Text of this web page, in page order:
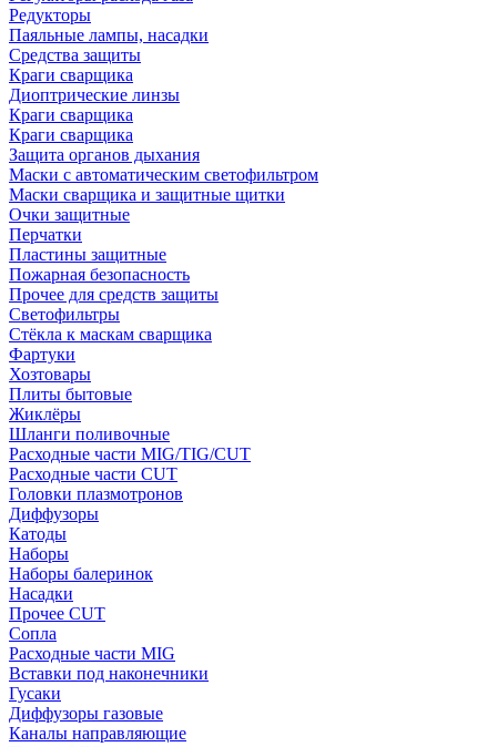
Редукторы
Паяльные лампы, насадки
Средства защиты
Краги сварщика
Диоптрические линзы
Краги сварщика
Краги сварщика
Защита органов дыхания
Маски с автоматическим светофильтром
Маски сварщика и защитные щитки
Очки защитные
Перчатки
Пластины защитные
Пожарная безопасность
Прочее для средств защиты
Светофильтры
Стёкла к маскам сварщика
Фартуки
Хозтовары
Плиты бытовые
Жиклёры
Шланги поливочные
Расходные части MIG/TIG/CUT
Расходные части CUT
Головки плазмотронов
Диффузоры
Катоды
Наборы
Наборы балеринок
Насадки
Прочее CUT
Сопла
Расходные части MIG
Вставки под наконечники
Гусаки
Диффузоры газовые
Каналы направляющие